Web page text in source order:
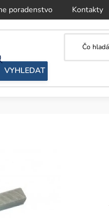
poradenstvo Kontakty